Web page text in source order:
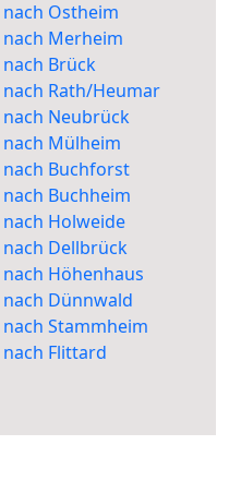
Ostheim
Merheim
Brück
Rath/Heumar
Neubrück
Mülheim
Buchforst
Buchheim
Holweide
Dellbrück
Höhenhaus
Dünnwald
Stammheim
Flittard